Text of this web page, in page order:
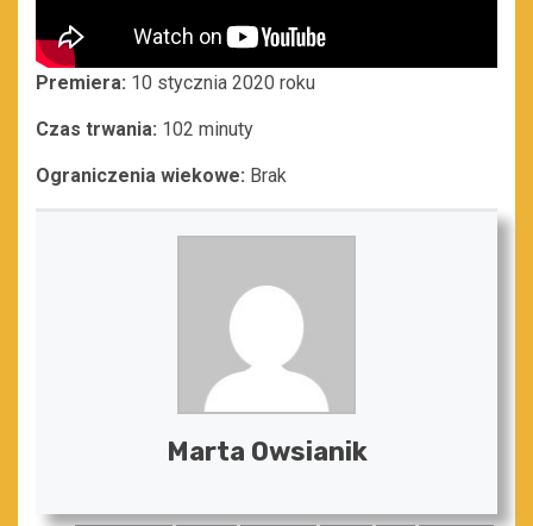
Premiera: 10 stycznia 2020 roku
Czas trwania: 102 minuty
Ograniczenia wiekowe: Brak
Marta Owsianik